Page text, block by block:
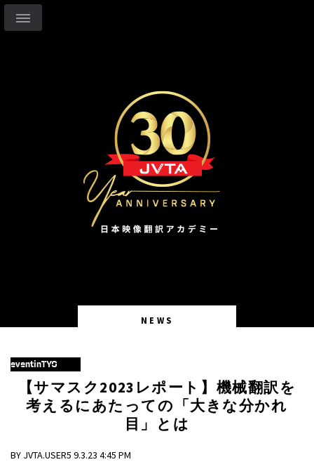
NEWS
eventinTYO
【サマスク2023レポート】機械翻訳を
考えるにあたっての「大きな分かれ
目」とは
BY JVTA.USER5 9.3.23 4:45 PM